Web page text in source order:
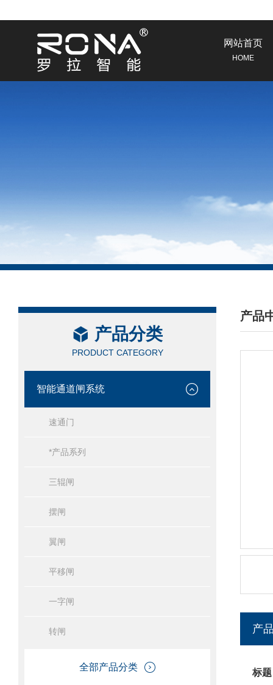
网站首页
HOME
产品分类
PRODUCT CATEGORY
智能通道闸系统
速通门
*产品系列
三辊闸
摆闸
翼闸
平移闸
一字闸
转闸
全部产品分类
产品
/
产
标